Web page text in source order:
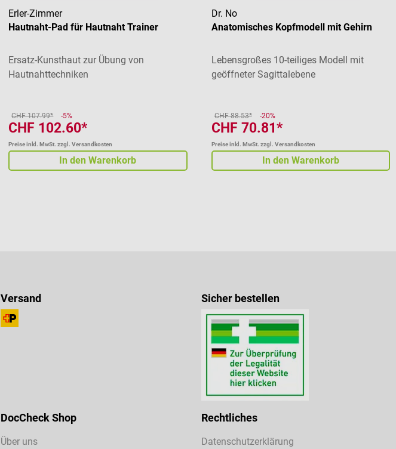
Erler-Zimmer
Hautnaht-Pad für Hautnaht Trainer
Ersatz-Kunsthaut zur Übung von
Hautnahttechniken
CHF 107.99* -5%
CHF 102.60*
Preise inkl. MwSt. zzgl. Versandkosten
In den Warenkorb
Dr. No
Anatomisches Kopfmodell mit Gehirn
Lebensgroßes 10-teiliges Modell mit
geöffneter Sagittalebene
CHF 88.53* -20%
CHF 70.81*
Preise inkl. MwSt. zzgl. Versandkosten
In den Warenkorb
Versand Sicher bestellen
DocCheck Shop
Über uns
Rechtliches
Datenschutzerklärung